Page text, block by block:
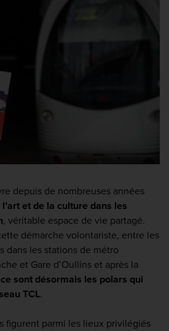
depuis de nombreuses années
et de la culture dans les
, véritable espace de vie partagé.
démarche volontariste, entre les
dans les stations de métro
et Gare d’Oullins et après la
ce sont désormais les polars qui
TCL.
figurent parmi les lieux privilégiés